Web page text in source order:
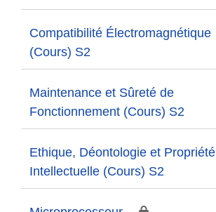
Compatibilité Électromagnétique
(Cours) S2
Maintenance et Sûreté de
Fonctionnement (Cours) S2
Ethique, Déontologie et Propriété
Intellectuelle (Cours) S2